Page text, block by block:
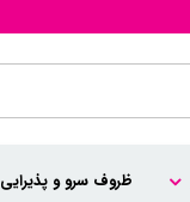
ظروف سرو و پذیرایی